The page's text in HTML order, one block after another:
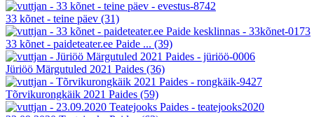
33 kõnet - teine päev (31)
33 kõnet - paideteater.ee Paide ... (39)
Jüriöö Märgutuled 2021 Paides (36)
Tõrvikurongkäik 2021 Paides (59)